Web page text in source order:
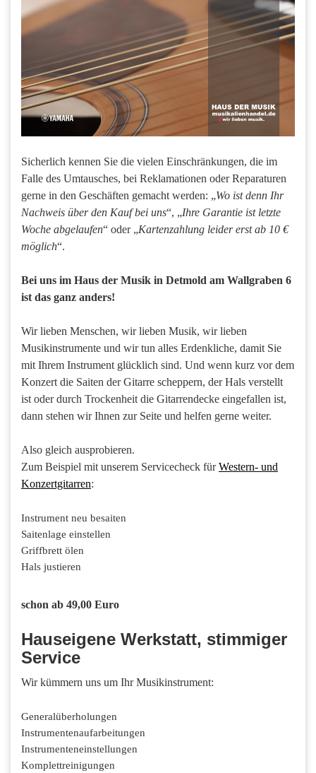
Sicherlich kennen Sie die vielen Einschränkungen, die im
Falle des Umtausches, bei Reklamationen oder Reparaturen
gerne in den Geschäften gemacht werden: „Wo ist denn Ihr
Nachweis über den Kauf bei uns“, „Ihre Garantie ist letzte
Woche abgelaufen“ oder „Kartenzahlung leider erst ab 10 €
möglich“.
Bei uns im Haus der Musik in Detmold am Wallgraben 6
ist das ganz anders!
Wir lieben Menschen, wir lieben Musik, wir lieben
Musikinstrumente und wir tun alles Erdenkliche, damit Sie
mit Ihrem Instrument glücklich sind. Und wenn kurz vor dem
Konzert die Saiten der Gitarre scheppern, der Hals verstellt
ist oder durch Trockenheit die Gitarrendecke eingefallen ist,
dann stehen wir Ihnen zur Seite und helfen gerne weiter.
Also gleich ausprobieren.
Zum Beispiel mit unserem Servicecheck fürWestern- und
Konzertgitarren:
Instrument neu besaiten
Saitenlage einstellen
Griffbrett ölen
Hals justieren
schon ab 49,00 Euro
Hauseigene Werkstatt, stimmiger
Service
Wir kümmern uns um Ihr Musikinstrument:
Generalüberholungen
Instrumentenaufarbeitungen
Instrumenteneinstellungen
Komplettreinigungen